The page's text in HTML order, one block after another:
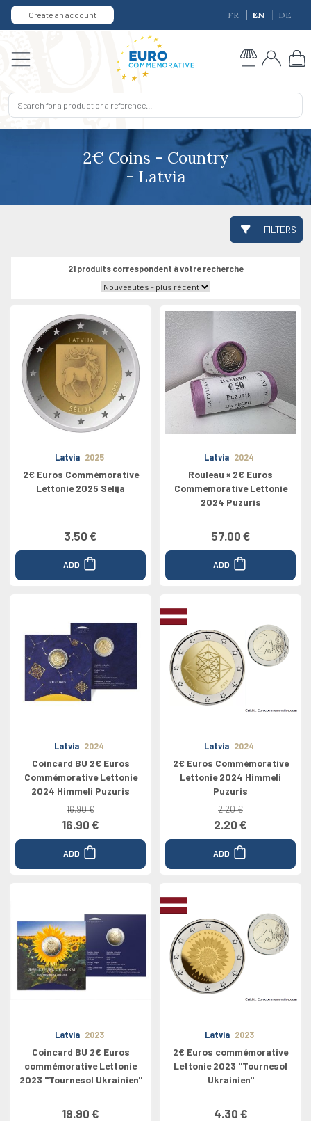
Create an account FR EN DE
2€ Coins - Country
- Latvia
FILTERS
21 produits correspondent à votre recherche
Latvia 2025
2€ Euros Commémorative
Lettonie 2025 Selija
3.50 €
ADD
Latvia 2024
Rouleau × 2€ Euros
Commemorative Lettonie
2024 Puzuris
57.00 €
ADD
Latvia 2024
Coincard BU 2€ Euros
Commémorative Lettonie
2024 Himmeli Puzuris
16.90 €
16.90 €
ADD
Latvia 2024
2€ Euros Commémorative
Lettonie 2024 Himmeli
Puzuris
2.20 €
2.20 €
ADD
Latvia 2023
Coincard BU 2€ Euros
commémorative Lettonie
2023 "Tournesol Ukrainien"
19.90 €
Latvia 2023
2€ Euros commémorative
Lettonie 2023 "Tournesol
Ukrainien"
4.30 €